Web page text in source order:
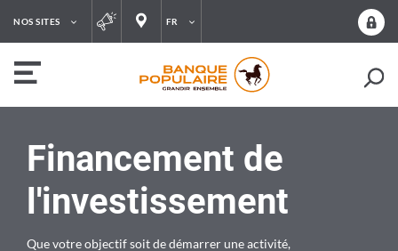
NOS SITES FR
Financement de
l'investissement
Que votre objectif soit de démarrer une activité,